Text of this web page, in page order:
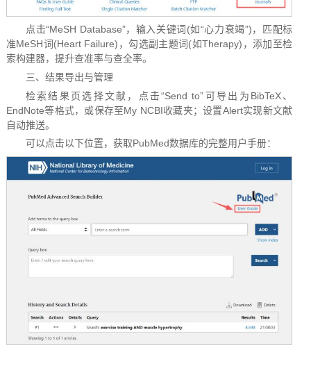
点击“MeSH Database”，输入关键词(如“心力衰竭”)，匹配标
准MeSH词(Heart Failure)，勾选副主题词(如Therapy)，添加至检
索构建器，提升查准率与查全率。
三、结果导出与管理
检索结果页选择文献，点击“Send to”可导出为BibTeX、
EndNote等格式，或保存至My NCBI收藏夹；设置Alert实现新文献
自动推送。
可以点击以下位置，获取PubMed数据库的完整用户手册：